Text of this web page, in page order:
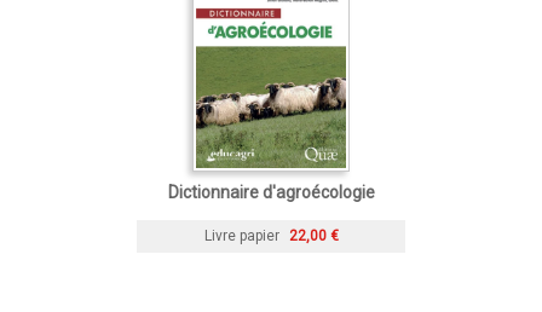
Dictionnaire d'agroécologie
Livre papier 22,00 €